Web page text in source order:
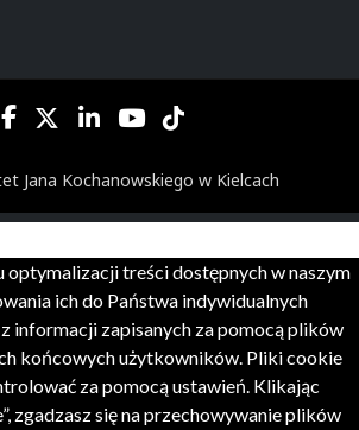
Jana Kochanowskiego w Kielcach
optymalizacji treści dostępnych w naszym
ich do Państwa indywidualnych
informacji zapisanych za pomocą plików
końcowych użytkowników. Pliki cookie
za pomocą ustawień. Klikając
zgadzasz się na przechowywanie plików